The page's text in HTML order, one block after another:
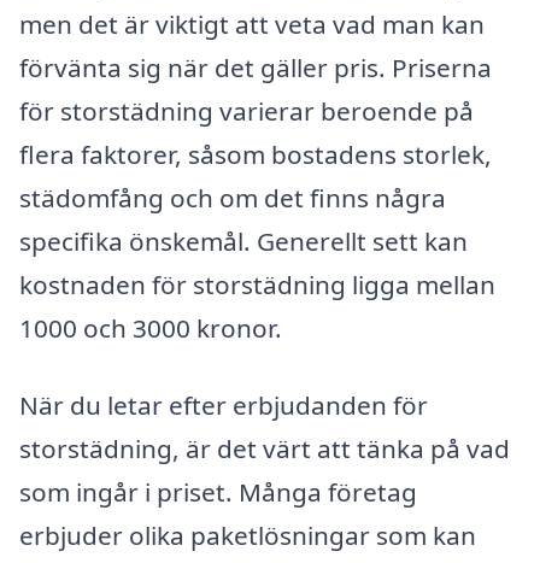
men det är viktigt att veta vad man kan
förvänta sig när det gäller pris. Priserna
för storstädning varierar beroende på
flera faktorer, såsom bostadens storlek,
städomfång och om det finns några
specifika önskemål. Generellt sett kan
kostnaden för storstädning ligga mellan
1000 och 3000 kronor.
När du letar efter erbjudanden för
storstädning, är det värt att tänka på vad
som ingår i priset. Många företag
erbjuder olika paketlösningar som kan